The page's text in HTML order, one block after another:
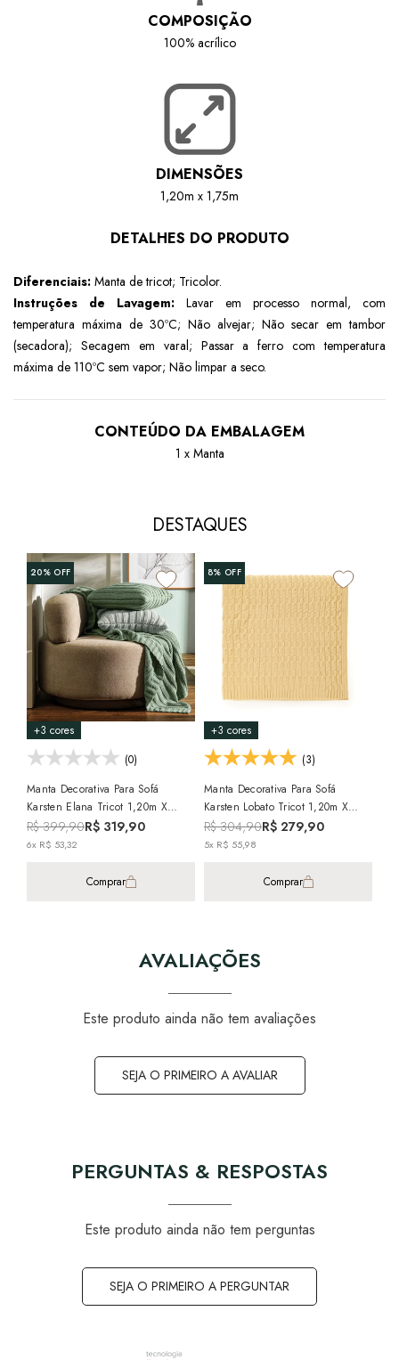
COMPOSIÇÃO
100% acrílico
DIMENSÕES
1,20m x 1,75m
DETALHES DO PRODUTO
Diferenciais: Manta de tricot; Tricolor.
Instruções de Lavagem: Lavar em processo normal, com
temperatura máxima de 30ºC; Não alvejar; Não secar em tambor
(secadora); Secagem em varal; Passar a ferro com temperatura
máxima de 110ºC sem vapor; Não limpar a seco.
CONTEÚDO DA EMBALAGEM
1 x Manta
DESTAQUES
20%OFF
+3 cores
(0)
Manta Decorativa Para Sofá
Karsten Elana Tricot 1,20m X
1,75m
R$ 399,90R$ 319,90
6x R$ 53,32
Comprar
8% OFF
+3 cores
(3)
Manta Decorativa Para Sofá
Karsten Lobato Tricot 1,20m X
1,75m
R$ 304,90R$ 279,90
5x R$ 55,98
Comprar
AVALIAÇÕES
Este produto ainda não tem avaliações
SEJA O PRIMEIRO A AVALIAR
PERGUNTAS & RESPOSTAS
Este produto ainda não tem perguntas
SEJA O PRIMEIRO A PERGUNTAR